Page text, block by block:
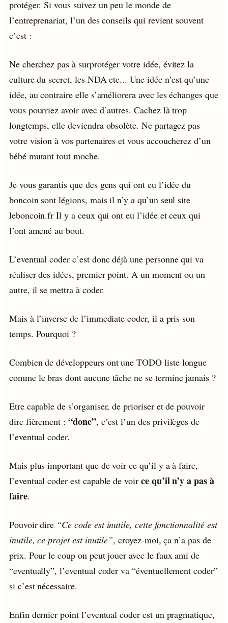
protéger. Si vous suivez un peu le monde de
l’entreprenariat, l’un des conseils qui revient souvent
c’est :
Ne cherchez pas à surprotéger votre idée, évitez la
culture du secret, les NDA etc... Une idée n’est qu’une
idée, au contraire elle s’améliorera avec les échanges que
vous pourriez avoir avec d’autres. Cachez là trop
longtemps, elle deviendra obsolète. Ne partagez pas
votre vision à vos partenaires et vous accoucherez d’un
bébé mutant tout moche.
Je vous garantis que des gens qui ont eu l’idée du
boncoin sont légions, mais il n’y a qu’un seul site
leboncoin.fr Il y a ceux qui ont eu l’idée et ceux qui
l’ont amené au bout.
L’eventual coder c’est donc déjà une personne qui va
réaliser des idées, premier point. A un moment ou un
autre, il se mettra à coder.
Mais à l’inverse de l’immediate coder, il a pris son
temps. Pourquoi ?
Combien de développeurs ont une TODO liste longue
comme le bras dont aucune tâche ne se termine jamais ?
Etre capable de s’organiser, de prioriser et de pouvoir
dire fièrement :“done”, c’est l’un des privilèges de
l’eventual coder.
Mais plus important que de voir ce qu’il y a à faire,
l’eventual coder est capable de voir ce qu’il n’y a pas à
faire.
Pouvoir dire “Ce code est inutile, cette fonctionnalité est
inutile, ce projet est inutile”, croyez-moi, ça n’a pas de
prix. Pour le coup on peut jouer avec le faux ami de
“eventually”, l’eventual coder va “éventuellement coder”
si c’est nécessaire.
Enfin dernier point l’eventual coder est un pragmatique,